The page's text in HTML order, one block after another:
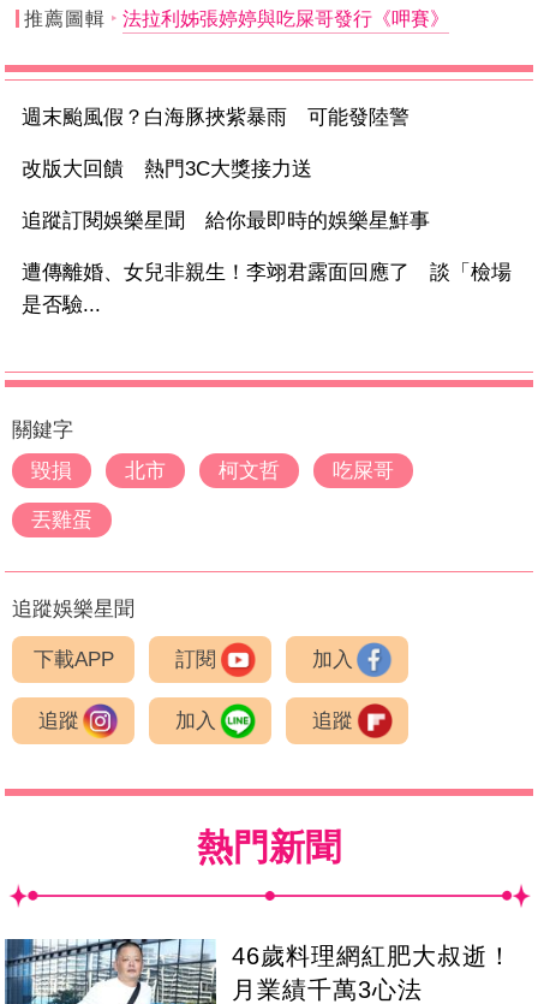
推薦圖輯 法拉利姊張婷婷與吃屎哥發行《呷賽》
週末颱風假？白海豚挾紫暴雨 可能發陸警
改版大回饋 熱門3C大獎接力送
追蹤訂閱娛樂星聞 給你最即時的娛樂星鮮事
遭傳離婚、女兒非親生！李翊君露面回應了 談「檢場
是否驗...
關鍵字
毀損
北市 柯文哲 吃屎哥
丟雞蛋
追蹤娛樂星聞
下載APP 訂閱 加入
追蹤 加入 追蹤
熱門新聞
46歲料理網紅肥大叔逝！
月業績千萬3心法